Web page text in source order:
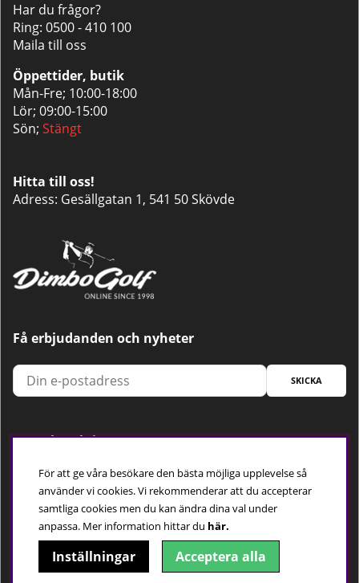
Har du frågor?
Ring: 0500 - 410 100
Maila till oss
Öppettider, butik
Mån-Fre; 10:00-18:00
Lör; 09:00-15:00
Sön; Stängt
Hitta till oss!
Adress: Gesällgatan 1, 541 50 Skövde
Få erbjudanden och nyheter
SKICKA
Trygg betalning
Följ oss
För att ge våra besökare den bästa möjliga upplevelse så
använder vi cookies. Vi rekommenderar att du accepterar
samtliga cookies men du kan ändra dina val under
anpassa. Mer information hittar du här.
Inställningar Acceptera alla